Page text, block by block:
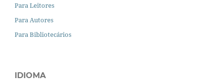
Para Leitores
Para Autores
Para Bibliotecários
IDIOMA